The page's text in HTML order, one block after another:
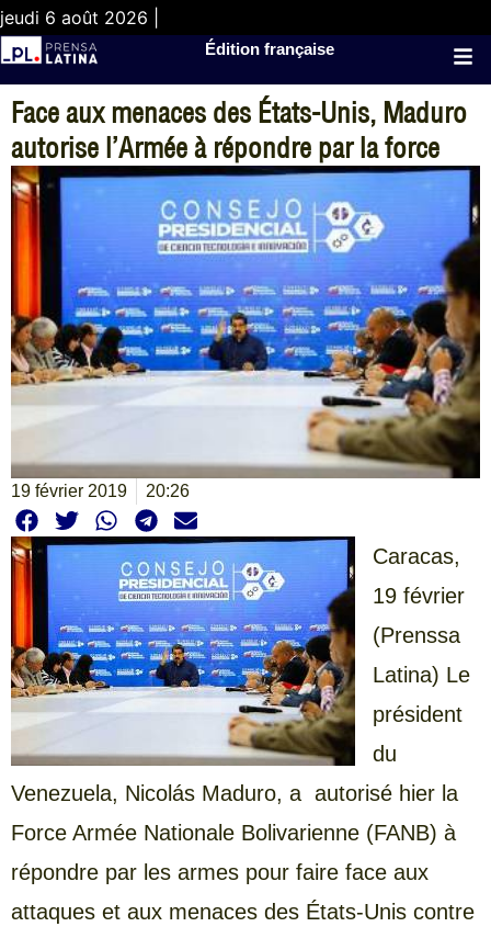
jeudi 6 août 2026 |
Édition française
Face aux menaces des États-Unis, Maduro
autorise l’Armée à répondre par la force
19 février 2019 20:26
Caracas,
19 février
(Prenssa
Latina) Le
président
du
Venezuela, Nicolás Maduro, a autorisé hier la
Force Armée Nationale Bolivarienne (FANB) à
répondre par les armes pour faire face aux
attaques et aux menaces des États-Unis contre